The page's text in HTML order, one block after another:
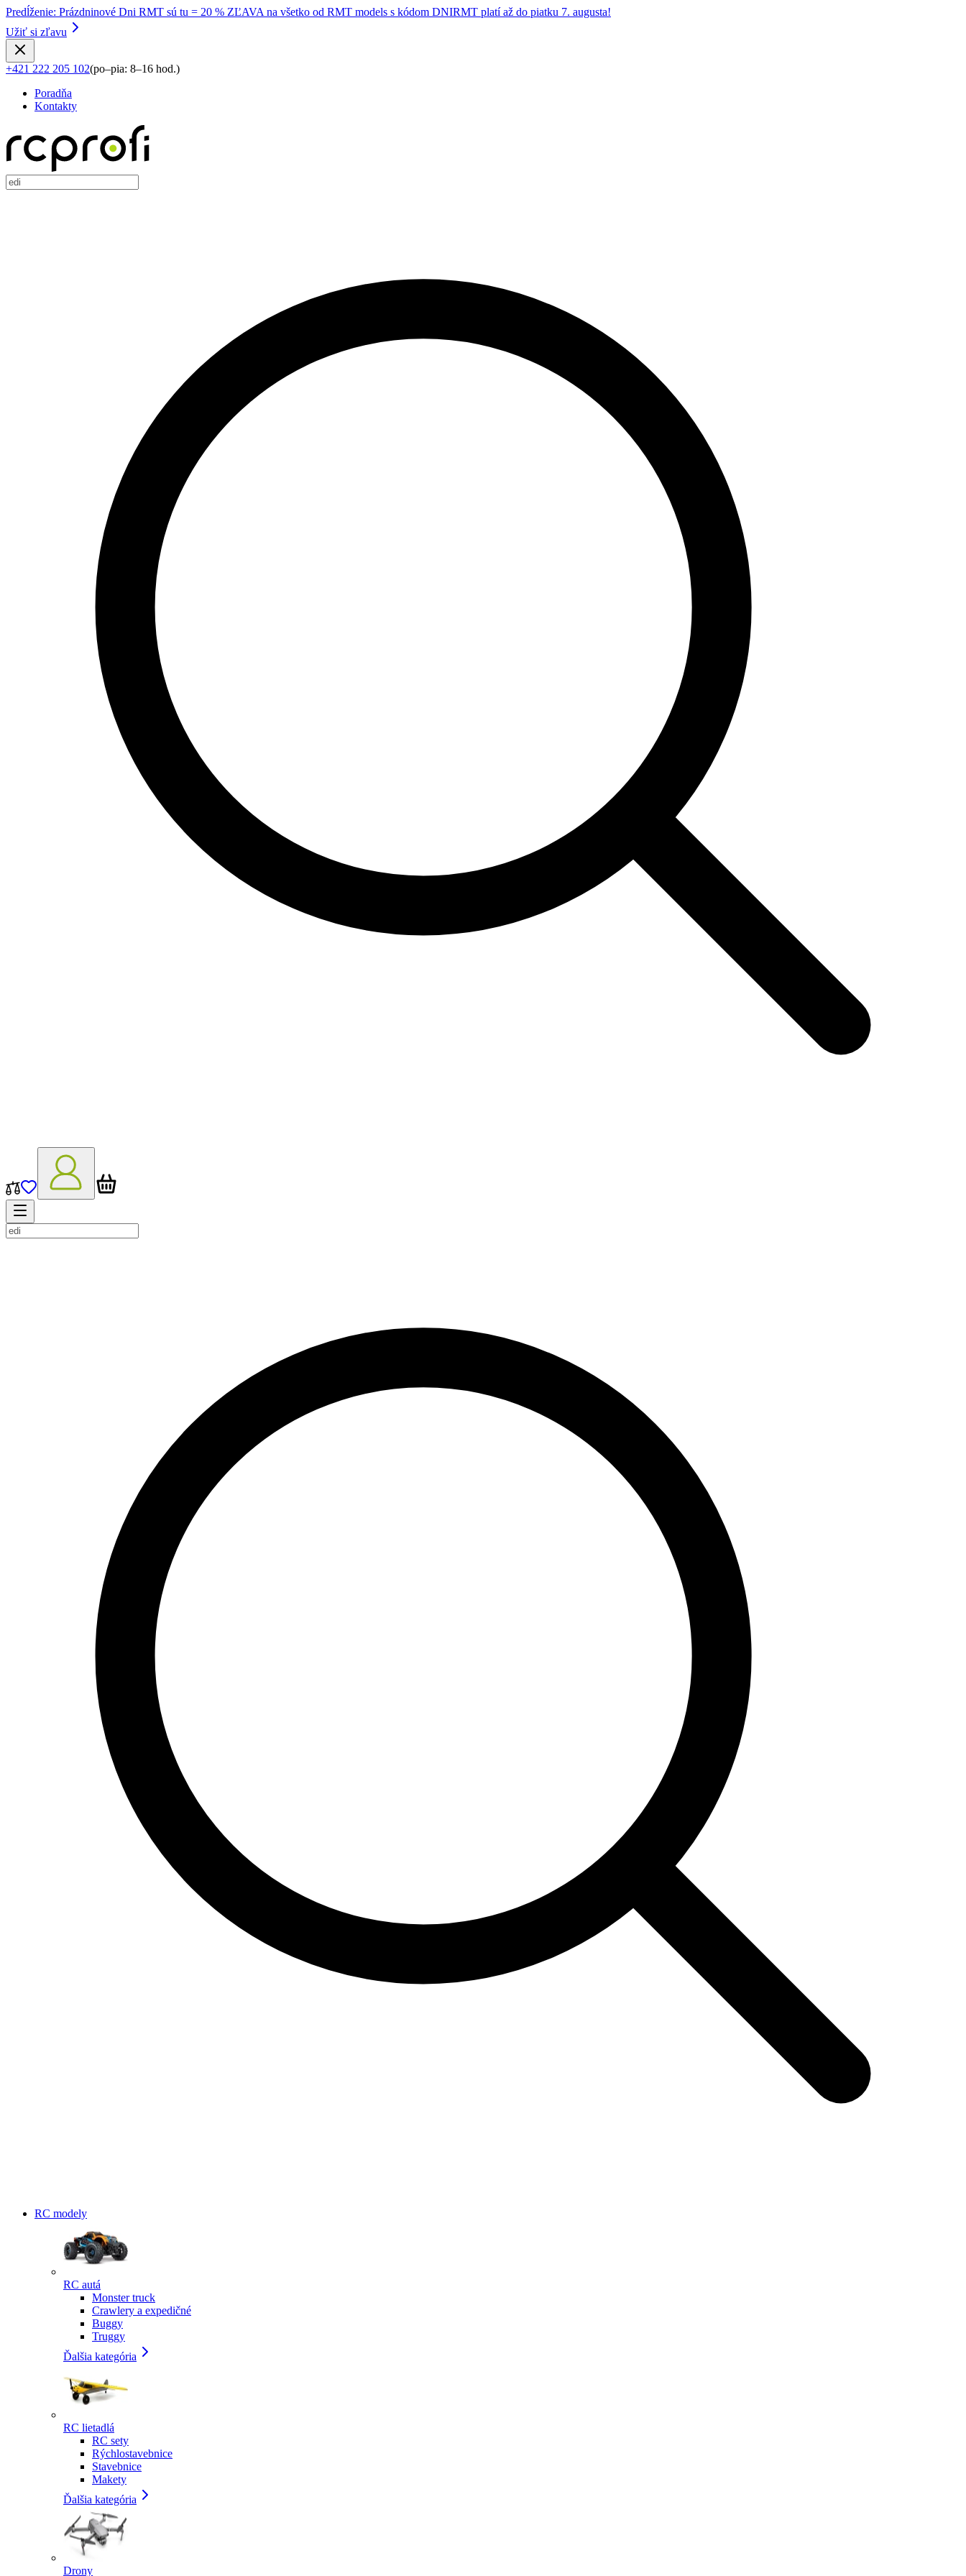
Predĺženie: Prázdninové Dni RMT sú tu = 20 % ZĽAVA na všetko od RMT models s kódom DNIRMT platí až do piatku 7. augusta!
Užiť si zľavu
+421 222 205 102(po–pia: 8–16 hod.)
Poradňa
Kontakty
RC modely
RC autá
Monster truck
Crawlery a expedičné
Buggy
Truggy
Ďalšia kategória
RC lietadlá
RC sety
Rýchlostavebnice
Stavebnice
Makety
Ďalšia kategória
Drony